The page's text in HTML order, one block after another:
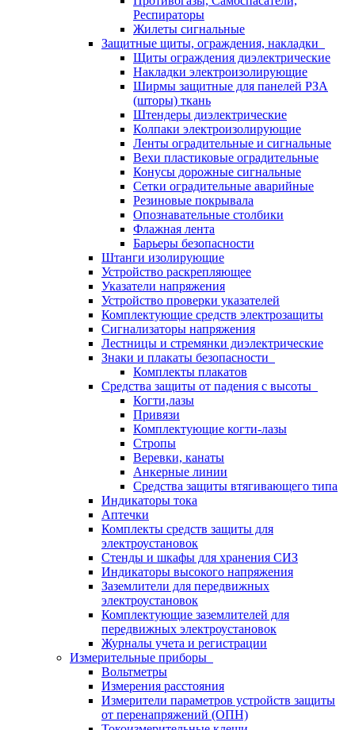
Респираторы
Жилеты сигнальные
Защитные щиты, ограждения, накладки
Щиты ограждения диэлектрические
Накладки электроизолирующие
Ширмы защитные для панелей РЗА
(шторы) ткань
Штендеры диэлектрические
Колпаки электроизолирующие
Ленты оградительные и сигнальные
Вехи пластиковые оградительные
Конусы дорожные сигнальные
Сетки оградительные аварийные
Резиновые покрывала
Опознавательные столбики
Флажная лента
Барьеры безопасности
Штанги изолирующие
Устройство раскрепляющее
Указатели напряжения
Устройство проверки указателей
Комплектующие средств электрозащиты
Сигнализаторы напряжения
Лестницы и стремянки диэлектрические
Знаки и плакаты безопасности
Комплекты плакатов
Средства защиты от падения с высоты
Когти,лазы
Привязи
Комплектующие когти-лазы
Стропы
Веревки, канаты
Анкерные линии
Средства защиты втягивающего типа
Индикаторы тока
Аптечки
Комплекты средств защиты для
электроустановок
Стенды и шкафы для хранения СИЗ
Индикаторы высокого напряжения
Заземлители для передвижных
электроустановок
Комплектующие заземлителей для
передвижных электроустановок
Журналы учета и регистрации
Измерительные приборы
Вольтметры
Измерения расстояния
Измерители параметров устройств защиты
от перенапряжений (ОПН)